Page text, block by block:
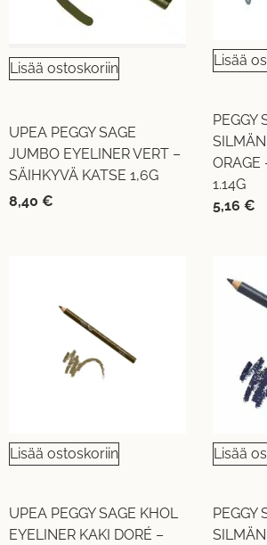
Lisää ostoskoriin
UPEA PEGGY SAGE
JUMBO EYELINER VERT –
SÄIHKYVÄ KATSE 1,6G
8,40 €
Lisää
PEGGY
ORAGE
1.14G
5,16 €
Lisää ostoskoriin
UPEA PEGGY SAGE KHOL
EYELINER KAKI DORÉ –
Lisää
PEGGY